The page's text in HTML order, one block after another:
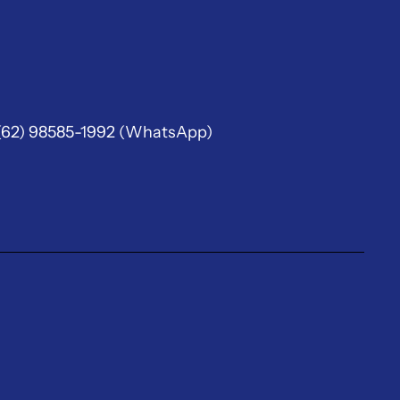
98585-1992 (WhatsApp)